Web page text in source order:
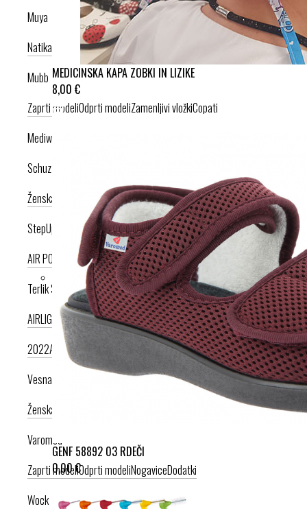
MEDICINSKA KAPA ZOBKI IN LIZIKE
8,00 €
GENF 58892 03 RDEČI
0,00 €
Muya
Natikači
Srednje visoka peta
Mubb
Zaprti modeliOdprti modeliZamenljivi vložkiCopati
Mediwalk
Schuzz
Ženska kolekcija
Moška kolekcija
StepUp
AIR PODPLATAIRLIGHT PODPLAT
Terlik Sabo
AIRLIGHT PODPLAT II. NOVIAIRLIGHT PODPLAT I. PRODUKT LETA
2022AIRLIGHT PODPLAT I. KRIŽNI PAŠČEKAIR PODPLAT
Vesna anatomic
Ženska kolekcija
Varomed
Zaprti modeliOdprti modeliNogaviceDodatki
Wock